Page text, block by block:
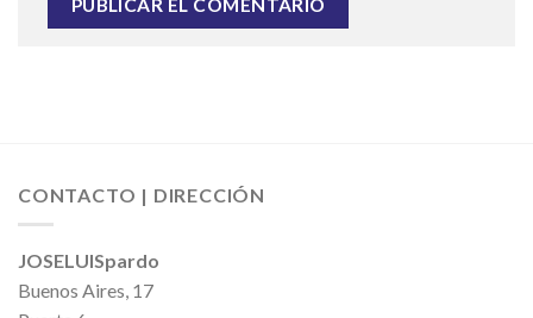
CONTACTO | DIRECCIÓN
JOSELUISpardo
Buenos Aires, 17